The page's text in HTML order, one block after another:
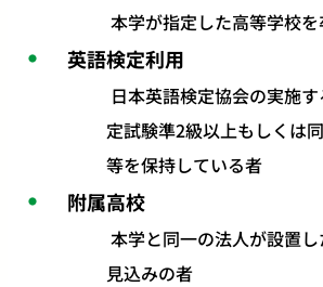
本学が指定した高等学校
英語検定利用
日本英語検定協会の実施
定試験準2級以上もしくは
等を保持している者
附属高校
本学と同一の法人が設置
見込みの者